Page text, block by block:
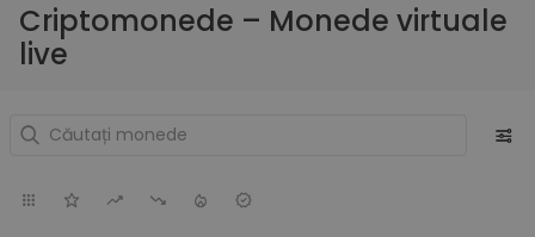
Criptomonede – Monede virtuale
live